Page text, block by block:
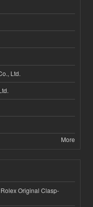
Ltd.
More
Original Clasp-